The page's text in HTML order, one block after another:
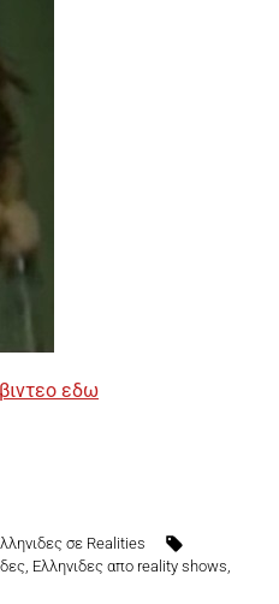
εδω
σε Realities
Ελληνιδες απο reality shows